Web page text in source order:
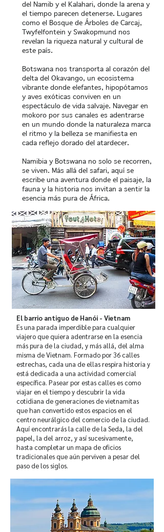
del Namib y el Kalahari, donde la arena y
el tiempo parecen detenerse. Lugares
como el Bosque de Árboles de Carcaj,
Twyfelfontein y Swakopmund nos
revelan la riqueza natural y cultural de
este país.
Botswana nos transporta al corazón del
delta del Okavango, un ecosistema
vibrante donde elefantes, hipopótamos
y aves exóticas conviven en un
espectáculo de vida salvaje. Navegar en
mokoro por sus canales es adentrarse
en un mundo donde la naturaleza marca
el ritmo y la belleza se manifiesta en
cada reflejo dorado del atardecer.
Namibia y Botswana no solo se recorren,
se viven. Más allá del safari, aquí se
escribe una aventura donde el paisaje, la
fauna y la historia nos invitan a sentir la
esencia más pura de África.
El barrio antiguo de Hanói - Vietnam
Es una parada imperdible para cualquier
viajero que quiera adentrarse en la esencia
más pura de la ciudad, y más allá, del alma
misma de Vietnam. Formado por 36 calles
estrechas, cada una de ellas respira historia y
está dedicada a una actividad comercial
específica. Pasear por estas calles es como
viajar en el tiempo y descubrir la vida
cotidiana de generaciones de vietnamitas
que han convertido estos espacios en el
centro neurálgico del comercio de la ciudad.
Aquí encontrarás la calle de la Seda, la del
papel, la del arroz, y así sucesivamente,
hasta completar un mapa de oficios
tradicionales que aún perviven a pesar del
paso de los siglos.